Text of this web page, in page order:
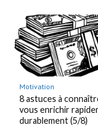
Motivation
8 astuces à
vous enrichir
durablement (5/8)